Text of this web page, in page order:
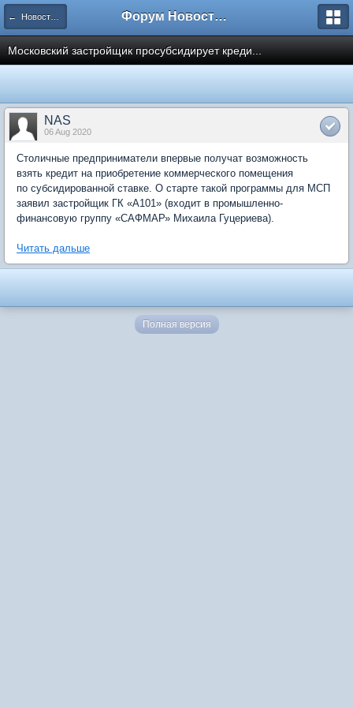
← Новости рынка недвижимости Форум Новостройки
Московский застройщик просубсидирует креди...
NAS
06 Aug 2020
Столичные предприниматели впервые получат возможность
взять кредит на приобретение коммерческого помещения
по субсидированной ставке. О старте такой программы для МСП
заявил застройщик ГК «А101» (входит в промышленно-
финансовую группу «САФМАР» Михаила Гуцериева).
Читать дальше
Полная версия